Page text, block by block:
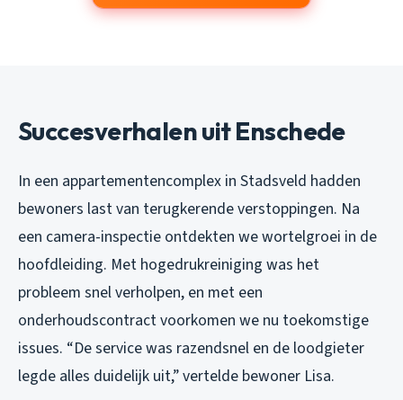
Succesverhalen uit Enschede
In een appartementencomplex in Stadsveld hadden
bewoners last van terugkerende verstoppingen. Na
een camera-inspectie ontdekten we wortelgroei in de
hoofdleiding. Met hogedrukreiniging was het
probleem snel verholpen, en met een
onderhoudscontract voorkomen we nu toekomstige
issues. “De service was razendsnel en de loodgieter
legde alles duidelijk uit,” vertelde bewoner Lisa.